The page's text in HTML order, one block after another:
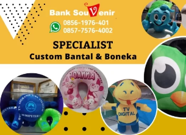
Langsung
ke